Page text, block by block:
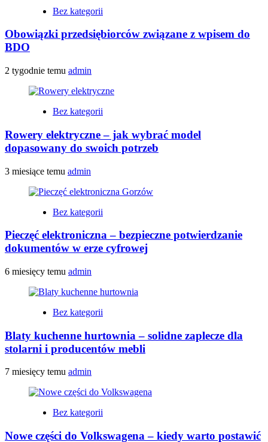
Bez kategorii
Obowiązki przedsiębiorców związane z wpisem do
BDO
2 tygodnie temu admin
Bez kategorii
Rowery elektryczne – jak wybrać model
dopasowany do swoich potrzeb
3 miesiące temu admin
Bez kategorii
Pieczęć elektroniczna – bezpieczne potwierdzanie
dokumentów w erze cyfrowej
6 miesięcy temu admin
Bez kategorii
Blaty kuchenne hurtownia – solidne zaplecze dla
stolarni i producentów mebli
7 miesięcy temu admin
Bez kategorii
Nowe części do Volkswagena – kiedy warto postawić